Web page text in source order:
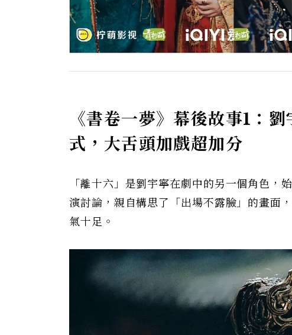
《書卷一夢》 幕後故事1：
式，大舌頭加戲超加分
「離十六」是劉宇寧在劇中的另一個角色，
演討論，親自構思了「出場不露臉」的畫面
氣十足。